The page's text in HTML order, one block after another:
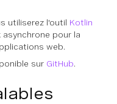
utiliserez l'outil Kotlin
asynchrone pour la
web.
sur GitHub.